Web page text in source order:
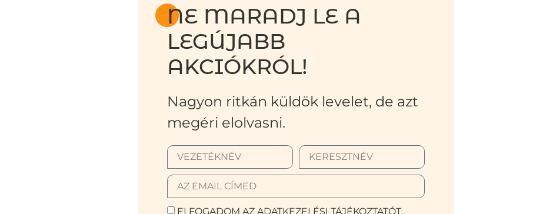
NE MARADJ LE A
LEGÚJABB
AKCIÓKRÓL!
Nagyon ritkán küldök levelet, de azt
megéri elolvasni.
ELFOGADOM AZ ADATKEZELÉSI TÁJÉKOZTATÓT.